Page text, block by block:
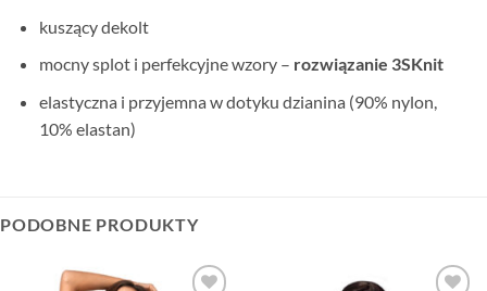
kuszący dekolt
mocny splot i perfekcyjne wzory – rozwiązanie 3SKnit
elastyczna i przyjemna w dotyku dzianina (90% nylon,
10% elastan)
PODOBNE PRODUKTY